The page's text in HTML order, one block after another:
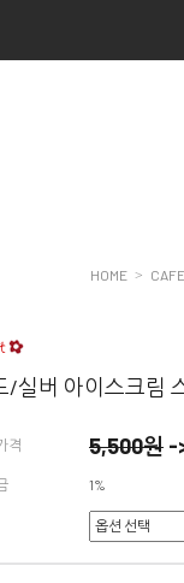
HOME > CAFE
/실버 아이스크림
격 5,500원 -
1%